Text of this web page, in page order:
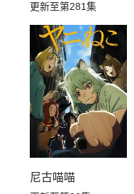
更新至第281集
尼古喵喵